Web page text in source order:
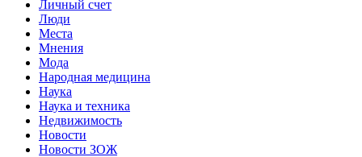
Личный счет
Люди
Места
Мнения
Мода
Народная медицина
Наука
Наука и техника
Недвижимость
Новости
Новости ЗОЖ